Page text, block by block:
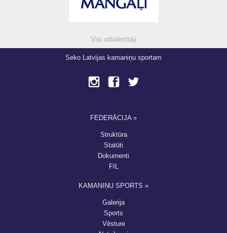
Visi atbalstītāji
Seko Latvijas kamaniņu sportam
FEDERĀCIJA »
Struktūra
Statūti
Dokumenti
FIL
KAMANIŅU SPORTS »
Galerija
Sports
Vēsture